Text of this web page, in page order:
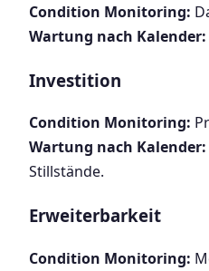
Condition Monitoring:
Wartung nach Kalender:
Investition
Condition Monitoring:
Wartung nach Kalender:
Stillstände.
Erweiterbarkeit
Condition Monitoring: